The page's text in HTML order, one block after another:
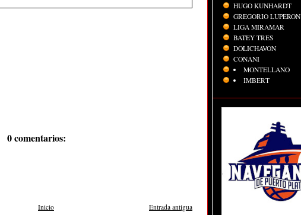
0 comentarios:
Entrada antigua
Inicio
HUGO KUNHARDT
GREGORIO LUPERON
LIGA MIRAMAR
BATEY TRES
DOLICHAVON
CONANI
MONTELLANO
IMBERT